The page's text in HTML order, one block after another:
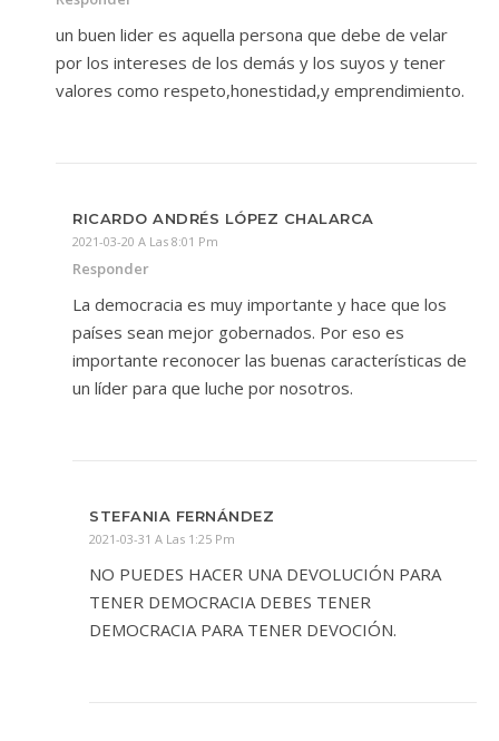
un buen lider es aquella persona que debe de velar
por los intereses de los demás y los suyos y tener
valores como respeto,honestidad,y emprendimiento.
RICARDO ANDRÉS LÓPEZ CHALARCA
2021-03-20 A Las 8:01 Pm
Responder
La democracia es muy importante y hace que los
países sean mejor gobernados. Por eso es
importante reconocer las buenas características de
un líder para que luche por nosotros.
STEFANIA FERNÁNDEZ
2021-03-31 A Las 1:25 Pm
NO PUEDES HACER UNA DEVOLUCIÓN PARA
TENER DEMOCRACIA DEBES TENER
DEMOCRACIA PARA TENER DEVOCIÓN.